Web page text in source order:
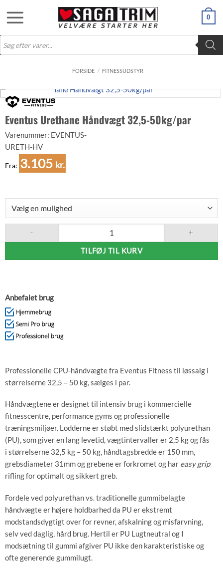
0
Products
search
FORSIDE / FITNESSUDSTYR
Eventus Urethane Håndvægt 32,5-50kg/par
Varenummer: EVENTUS-
URETH-HV
Fra: 3.105 kr.
TILFØJ TIL KURV
Anbefalet brug
Professionelle CPU-håndvægte fra Eventus Fitness til løssalg i
størrelserne 32,5 – 50 kg, sælges i par.
Håndvægtene er designet til intensiv brug i kommercielle
fitnesscentre, performance gyms og professionelle
træningsmiljøer. Lodderne er støbt med slidstærkt polyurethan
(PU), som giver en lang levetid, vægtintervaller er 2,5 kg og fås
i størrelserne 32,5 kg – 50 kg, håndtagsbredde er 150 mm,
grebsdiameter 31mm og grebene er forkromet og har easy grip
rifling for optimalt og sikkert greb.
Fordele ved polyurethan vs. traditionelle gummibelagte
håndvægte er højere holdbarhed da PU er ekstremt
modstandsdygtigt over for revner, afskalning og misfarvning,
selv ved daglig, hård brug. Hertil er PU Lugtneutral og I
modsætning til gummi afgiver PU ikke den karakteristiske og
ofte generende gummilugt.